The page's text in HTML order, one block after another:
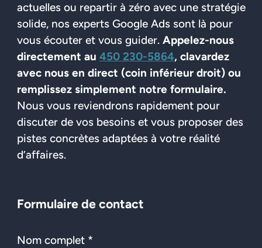
actuelles ou repartir à zéro avec une stratégie
solide, nos experts Google Ads sont là pour
vous écouter et vous guider. Appelez-nous
directement au 450 230-5864, clavardez
avec nous en direct (coin inférieur droit) ou
remplissez simplement notre formulaire.
Nous vous reviendrons rapidement pour
discuter de vos besoins et vous proposer des
pistes concrètes adaptées à votre réalité
d’affaires.
Formulaire de contact
Nom complet *